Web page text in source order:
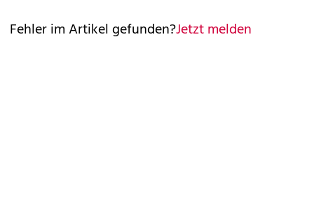
Fehler im Artikel gefunden?Jetzt melden